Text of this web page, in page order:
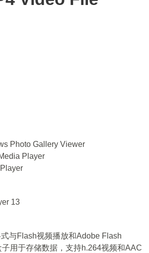
Photo Gallery Viewer
Player
13
与Flash视频播放和Adobe Flash
用于存储数据，支持h.264视频和AAC